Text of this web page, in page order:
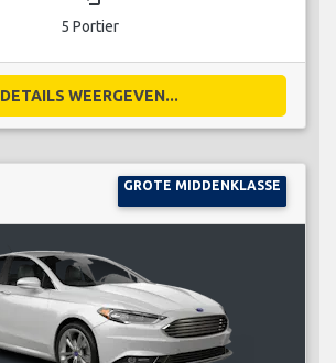
5 Portier
DETAILS WEERGEVEN...
GROTE MIDDENKLASSE